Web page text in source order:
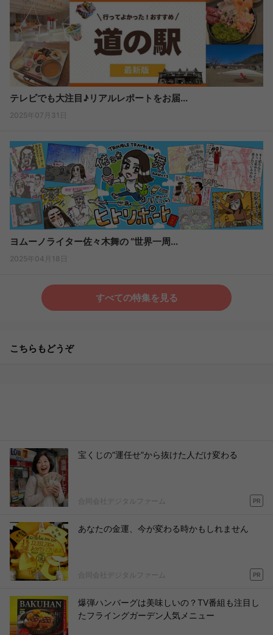
テレビでも大注目♪リアルレポートをお届...
2025年07月31日
ヨムーノライター佐々木舞の “世界一周...
2025年04月18日
すべての特集を見る
こちらもどうぞ
宝くじの“運任せ”から抜けた人だけ変わる
合同会社デジタルファーム PR
あなたの金運、今が変わる時かもしれません
合同会社デジタルファーム PR
爆弾ハンバーグは美味しいの？TV番組も注目し
たフライングガーデン人気メニュー